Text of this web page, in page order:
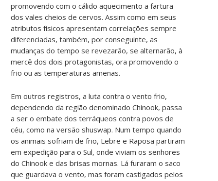
promovendo com o cálido aquecimento a fartura
dos vales cheios de cervos. Assim como em seus
atributos físicos apresentam correlações sempre
diferenciadas, também, por conseguinte, as
mudanças do tempo se revezarão, se alternarão, à
mercê dos dois protagonistas, ora promovendo o
frio ou as temperaturas amenas.
Em outros registros, a luta contra o vento frio,
dependendo da região denominado Chinook, passa
a ser o embate dos terráqueos contra povos de
céu, como na versão shuswap. Num tempo quando
os animais sofriam de frio, Lebre e Raposa partiram
em expedição para o Sul, onde viviam os senhores
do Chinook e das brisas mornas. Lá furaram o saco
que guardava o vento, mas foram castigados pelos